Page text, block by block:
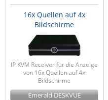
16x Quellen auf 4x
Bildschirme
IP KVM Receiver für die Anzeige
von 16x Quellen auf 4x
Bildschirme
Emerald DESKVUE